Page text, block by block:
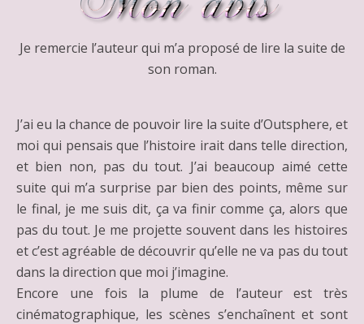
Je remercie l’auteur qui m’a proposé de lire la suite de
son roman.
J’ai eu la chance de pouvoir lire la suite d’Outsphere, et
moi qui pensais que l’histoire irait dans telle direction,
et bien non, pas du tout. J’ai beaucoup aimé cette
suite qui m’a surprise par bien des points, même sur
le final, je me suis dit, ça va finir comme ça, alors que
pas du tout. Je me projette souvent dans les histoires
et c’est agréable de découvrir qu’elle ne va pas du tout
dans la direction que moi j’imagine.
Encore une fois la plume de l’auteur est très
cinématographique, les scènes s’enchaînent et sont